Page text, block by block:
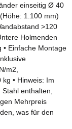
einseitig Ø 40
1.100 mm)
>120
Holmenden
Einfache Montage
m2,
• Hinweis: Im
enthalten,
Mehrpreis
was für den